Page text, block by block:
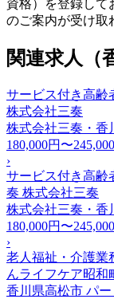
資格）を登録して
のご案内が受け取
関連求人（
サービス付き高
株式会社三奏
株式会社三奏・香
180,000円〜
›
サービス付き高齢
奏 株式会社三奏
株式会社三奏・香
180,000円〜
›
老人福祉・介護
んライフケア昭和
香川県高松市 パ